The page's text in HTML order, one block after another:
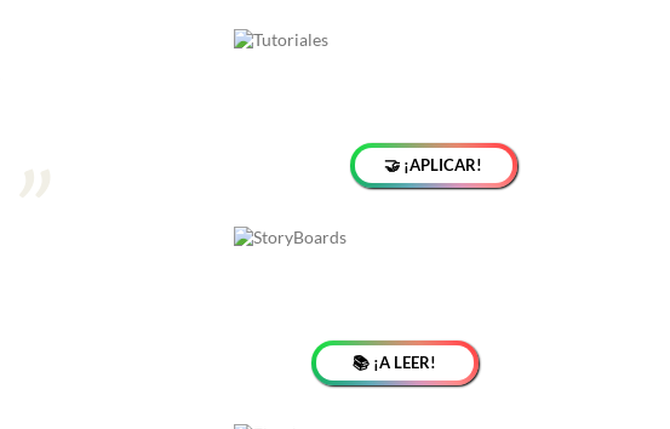
🤝 ¡APLICAR!
📚 ¡A LEER!